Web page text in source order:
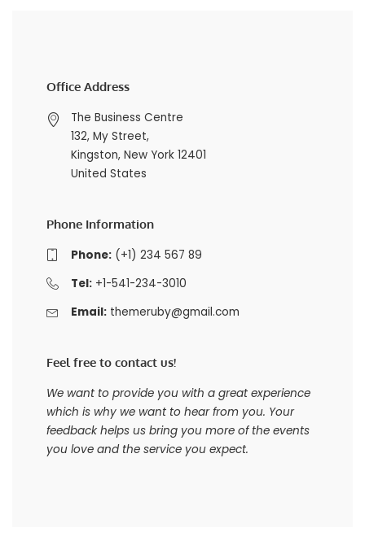
Office Address
The Business Centre
132, My Street,
Kingston, New York 12401
United States
Phone Information
Phone:(+1) 234 567 89
Tel:+1-541-234-3010
Email: themeruby@gmail.com
Feel free to contact us!
We want to provide you with a great experience
which is why we want to hear from you. Your
feedback helps us bring you more of the events
you love and the service you expect.